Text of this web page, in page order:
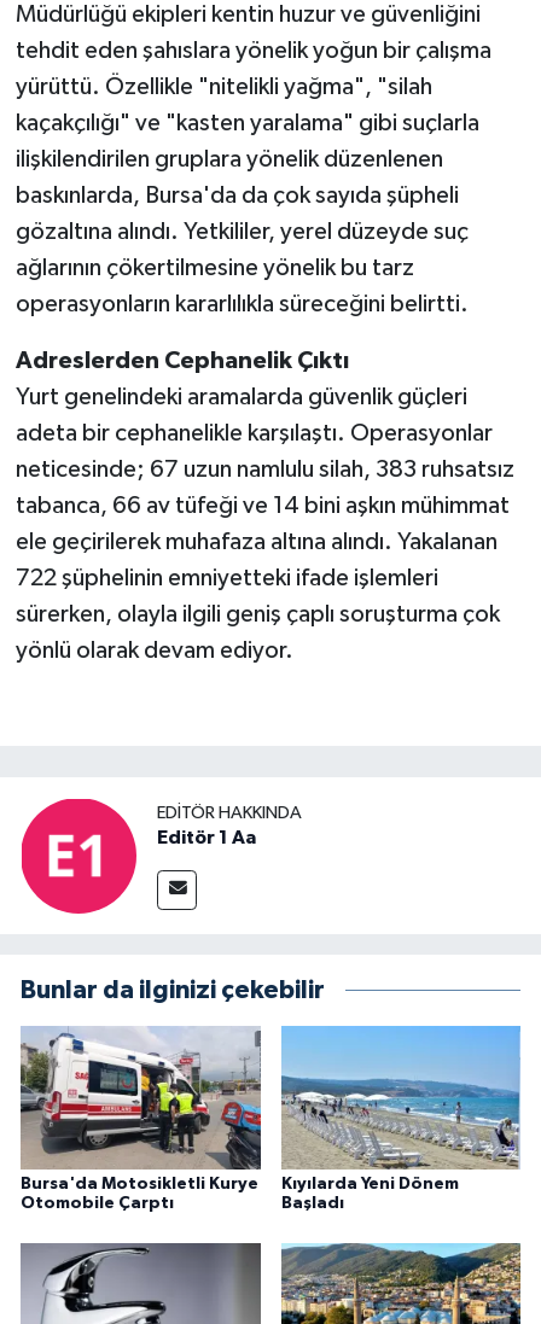
Müdürlüğü ekipleri kentin huzur ve güvenliğini
tehdit eden şahıslara yönelik yoğun bir çalışma
yürüttü. Özellikle "nitelikli yağma", "silah
kaçakçılığı" ve "kasten yaralama" gibi suçlarla
ilişkilendirilen gruplara yönelik düzenlenen
baskınlarda, Bursa'da da çok sayıda şüpheli
gözaltına alındı. Yetkililer, yerel düzeyde suç
ağlarının çökertilmesine yönelik bu tarz
operasyonların kararlılıkla süreceğini belirtti.
Adreslerden Cephanelik Çıktı
Yurt genelindeki aramalarda güvenlik güçleri
adeta bir cephanelikle karşılaştı. Operasyonlar
neticesinde; 67 uzun namlulu silah, 383 ruhsatsız
tabanca, 66 av tüfeği ve 14 bini aşkın mühimmat
ele geçirilerek muhafaza altına alındı. Yakalanan
722 şüphelinin emniyetteki ifade işlemleri
sürerken, olayla ilgili geniş çaplı soruşturma çok
yönlü olarak devam ediyor.
EDITÖR HAKKINDA
Editör 1 Aa
Bunlar da ilginizi çekebilir
Bursa'da Motosikletli Kurye
Otomobile Çarptı
Kıyılarda Yeni Dönem
Başladı